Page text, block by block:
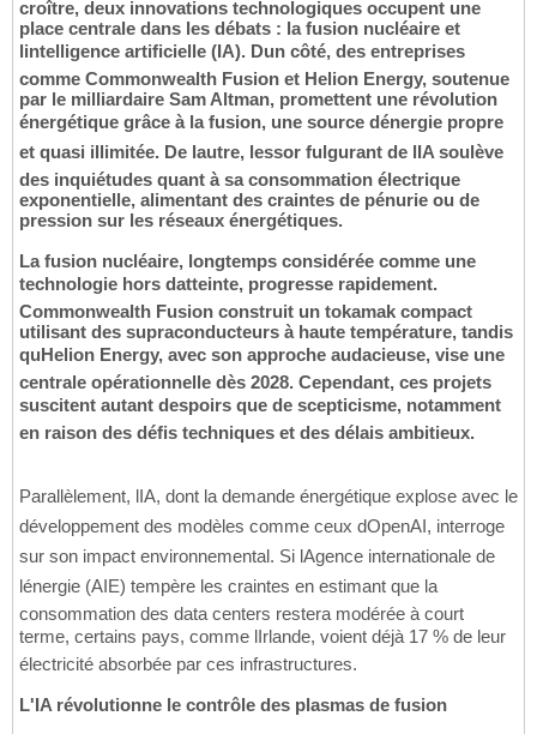
croître, deux innovations technologiques occupent une
place centrale dans les débats : la fusion nucléaire et
lintelligence artificielle (IA). Dun côté, des entreprises
comme Commonwealth Fusion et Helion Energy, soutenue
par le milliardaire Sam Altman, promettent une révolution
énergétique grâce à la fusion, une source dénergie propre
et quasi illimitée. De lautre, lessor fulgurant de lIA soulève
des inquiétudes quant à sa consommation électrique
exponentielle, alimentant des craintes de pénurie ou de
pression sur les réseaux énergétiques.
La fusion nucléaire, longtemps considérée comme une
technologie hors datteinte, progresse rapidement.
Commonwealth Fusion construit un tokamak compact
utilisant des supraconducteurs à haute température, tandis
quHelion Energy, avec son approche audacieuse, vise une
centrale opérationnelle dès 2028. Cependant, ces projets
suscitent autant despoirs que de scepticisme, notamment
en raison des défis techniques et des délais ambitieux.
Parallèlement, lIA, dont la demande énergétique explose avec le
développement des modèles comme ceux dOpenAI, interroge
sur son impact environnemental. Si lAgence internationale de
lénergie (AIE) tempère les craintes en estimant que la
consommation des data centers restera modérée à court
terme, certains pays, comme lIrlande, voient déjà 17 % de leur
électricité absorbée par ces infrastructures.
L'IA révolutionne le contrôle des plasmas de fusion